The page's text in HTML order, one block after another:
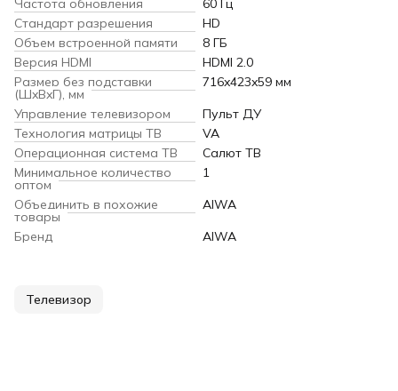
Частота обновления
60 Гц
Стандарт разрешения
HD
Объем встроенной памяти
8 ГБ
Версия HDMI
HDMI 2.0
Размер без подставки
(ШxВxГ), мм
716x423x59 мм
Управление телевизором
Пульт ДУ
Технология матрицы ТВ
VA
Операционная система ТВ
Салют ТВ
Минимальное количество
оптом
1
Объединить в похожие
товары
AIWA
Бренд
AIWA
Телевизор